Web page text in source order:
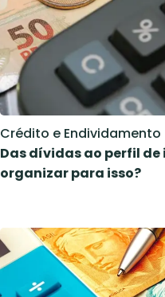
Crédito e Endividamento
Das dívidas ao perfil de
organizar para isso?